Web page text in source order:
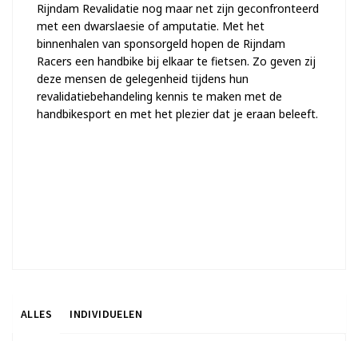
Rijndam Revalidatie nog maar net zijn geconfronteerd
met een dwarslaesie of amputatie. Met het
binnenhalen van sponsorgeld hopen de Rijndam
Racers een handbike bij elkaar te fietsen. Zo geven zij
deze mensen de gelegenheid tijdens hun
revalidatiebehandeling kennis te maken met de
handbikesport en met het plezier dat je eraan beleeft.
ALLES INDIVIDUELEN